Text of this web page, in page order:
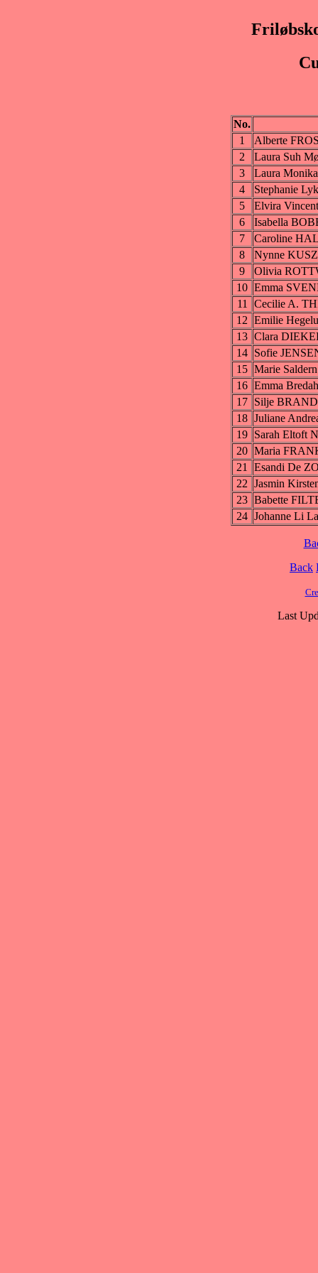
No.
1
Alberte
2
Laura Suh
3
Laura
4
Stephanie
5
Elvira
6
Isabella
7
Caroline
8
Nynne
9
Olivia
10 Emma
11 Cecilie A.
12 Emilie
13 Clara
14 Sofie
15 Marie
16 Emma
17 Silje
18 Juliane
19 Sarah Eltoft
20 Maria
21 Esandi De
22 Jasmin
23 Babette
24 Johanne Li
Back
Last